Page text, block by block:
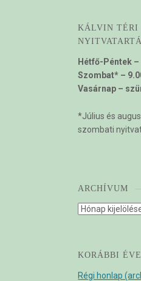
KÁLVIN TÉRI
Hétfő-Péntek
Szombat* –
Vasárnap –
*Július és
szombati
ARCHÍVUM
Archívum
KORÁBBI
Régi honlap